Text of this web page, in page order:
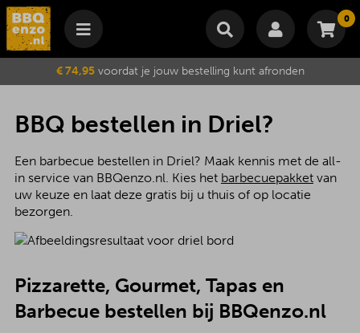
0
Winkelmand
Je winkelwagen is momenteel leeg.
Subtotaal €
Wijzig winkelmand Bestellen
€ 74,95voordat je jouw bestelling kunt afronden
BBQ bestellen in Driel?
Een barbecue bestellen in Driel? Maak kennis met de all-
in service van BBQenzo.nl. Kies het barbecuepakketvan
uw keuze en laat deze gratis bij u thuis of op locatie
bezorgen.
Pizzarette, Gourmet, Tapas en
Barbecue bestellen bij BBQenzo.nl